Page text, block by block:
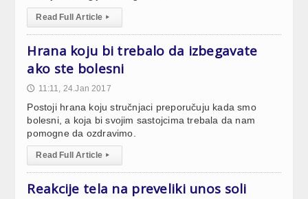
Read Full Article ▸
Hrana koju bi trebalo da izbegavate
ako ste bolesni
🕔 11:11, 24.Jan 2017
Postoji hrana koju stručnjaci preporučuju kada smo
bolesni, a koja bi svojim sastojcima trebala da nam
pomogne da ozdravimo.
Read Full Article ▸
Reakcije tela na preveliki unos soli